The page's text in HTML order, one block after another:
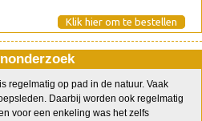
Klik hier om te bestellen
regelmatig op pad in de natuur. Vaak
Daarbij worden ook regelmatig
voor een enkeling was het zelfs